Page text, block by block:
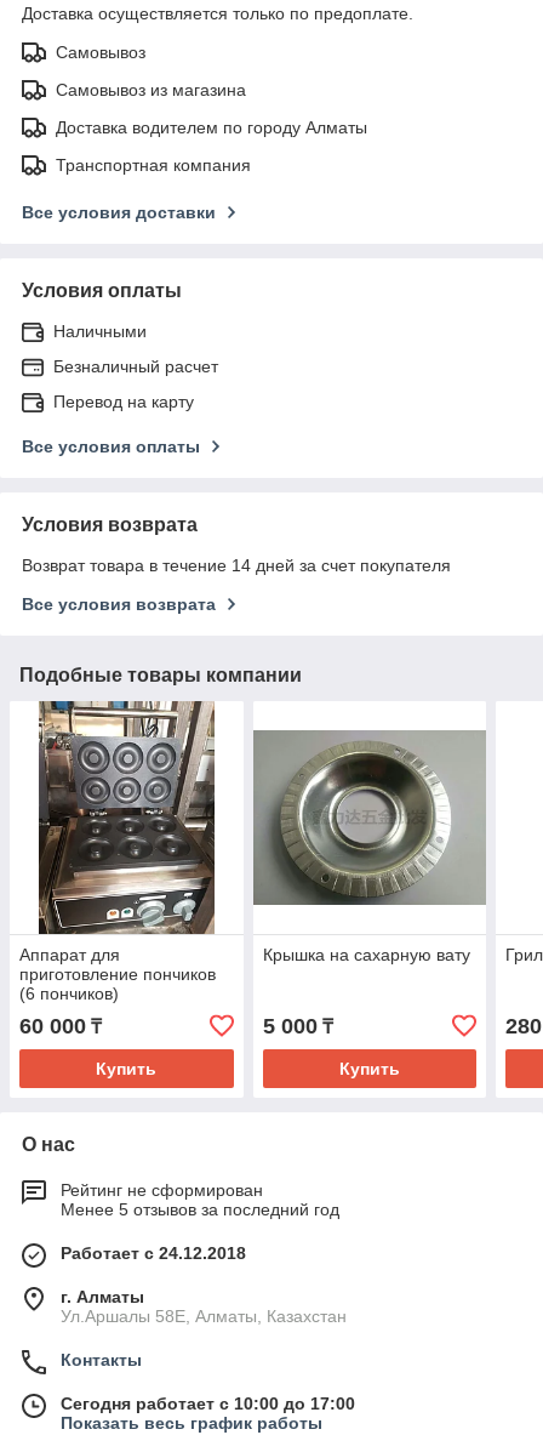
Доставка осуществляется только по предоплате.
Самовывоз
Самовывоз из магазина
Доставка водителем по городу Алматы
Транспортная компания
Все условия доставки
Условия оплаты
Наличными
Безналичный расчет
Перевод на карту
Все условия оплаты
Условия возврата
Возврат товара в течение 14 дней за счет покупателя
Все условия возврата
Подобные товары компании
Аппарат для
приготовление пончиков
(6 пончиков)
60 000 ₸
Купить
Крышка на сахарную вату
5 000₸
Купить
О нас
Рейтинг не сформирован
Менее 5 отзывов за последний год
Работает с 24.12.2018
г. Алматы
Ул.Аршалы 58Е, Алматы, Казахстан
Контакты
Сегодня работает с 10:00 до 17:00
Показать весь график работы